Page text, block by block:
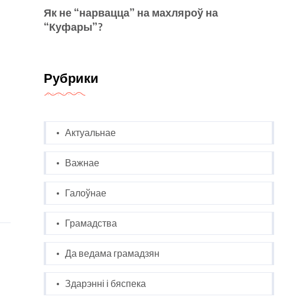
Як не “нарвацца” на махляроў на
“Куфары”?
Рубрики
Актуальнае
Важнае
Галоўнае
Грамадства
Да ведама грамадзян
Здарэнні і бяспека